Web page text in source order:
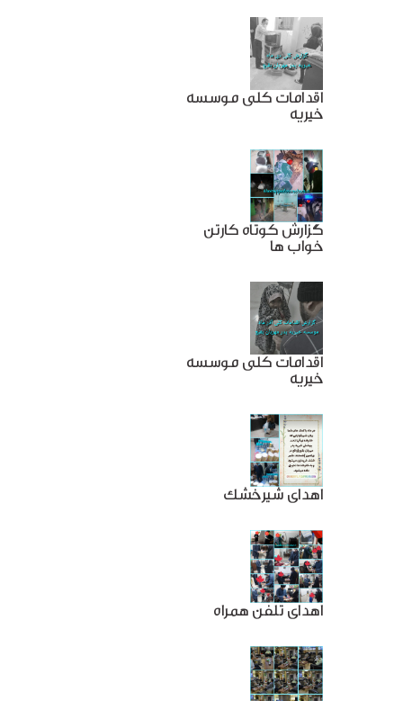
اقدامات کلی موسسه
خیریه
گزارش کوتاه کارتن
خواب ها
اقدامات کلی موسسه
خیریه
اهدای شیرخشک
اهدای تلفن همراه